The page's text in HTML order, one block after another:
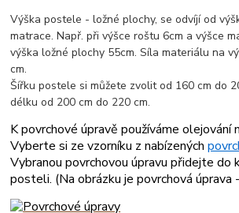
Výška postele - ložné plochy, se odvíjí od
matrace. Např. při výšce roštu 6cm a výšce
výška ložné plochy 55cm. Síla materiálu na
cm.
Šířku postele si můžete zvolit od 160 cm do
délku od 200 cm do 220 cm.
K povrchové úpravě používáme olejování
Vyberte si ze vzorníku z nabízených
Vybranou povrchovou úpravu přidejte do
posteli. (Na obrázku je povrchová úprava